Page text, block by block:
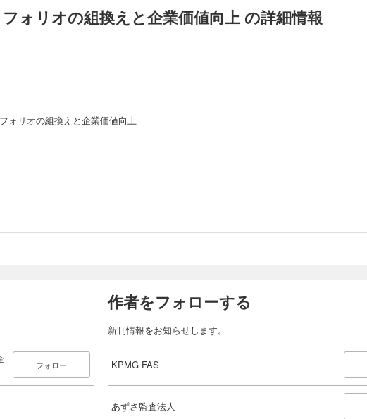
リオの組換えと企業価値向上 の詳細情報
リオの組換えと企業価値向上
フォロー
作者をフォローする
新刊情報をお知らせします。
KPMG FAS
あずさ監査法人